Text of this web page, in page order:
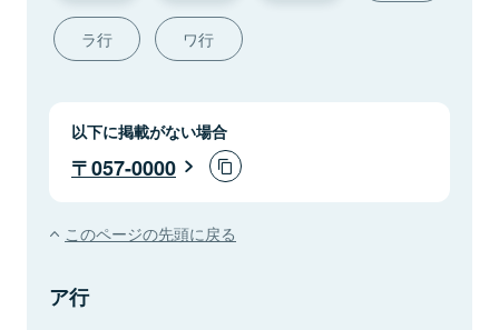
ラ行 ワ行
以下に掲載がない場合
057-0000
このページの先頭に戻る
ア行